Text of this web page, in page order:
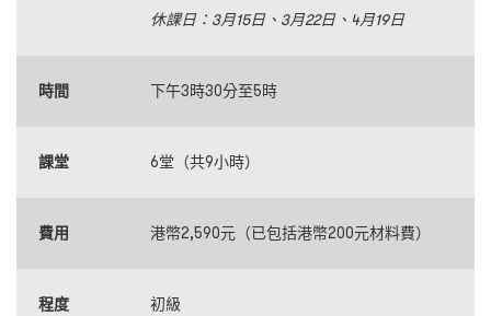
休課日：3月15日、3月22日、4月19日
時間 下午3時30分至5時
課堂 6堂（共9小時）
費用 港幣2,590元（已包括港幣200元材料費）
程度 初級